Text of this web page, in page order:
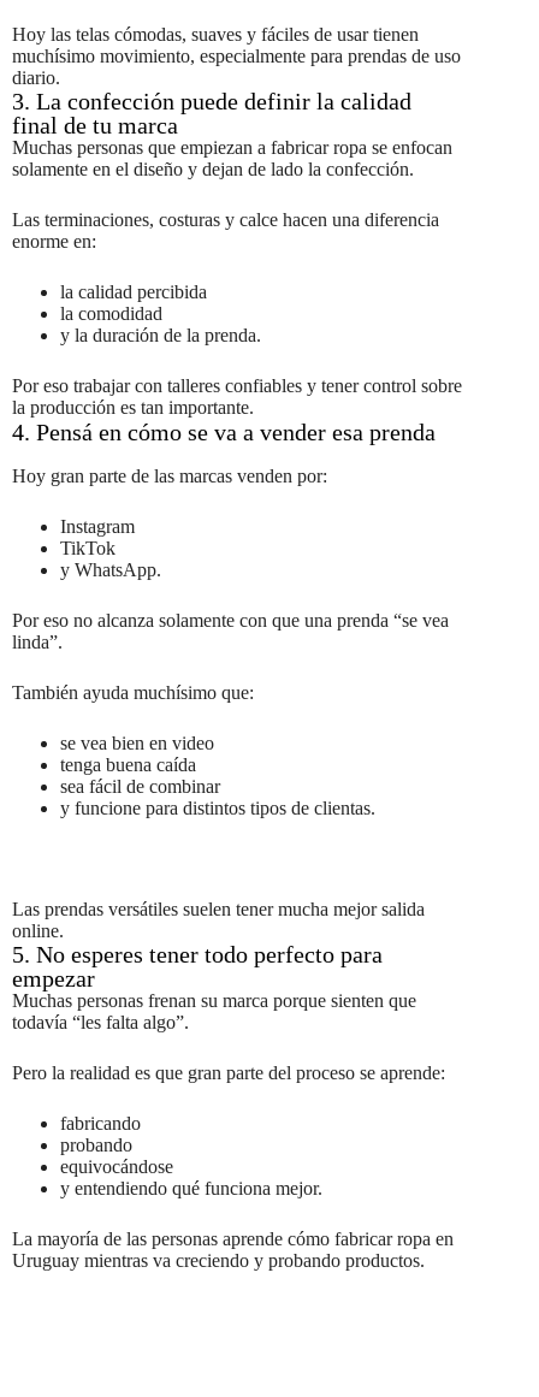
Hoy las telas cómodas, suaves y fáciles de usar tienen
muchísimo movimiento, especialmente para prendas de uso
diario.
3. La confección puede definir la calidad
final de tu marca
Muchas personas que empiezan a fabricar ropa se enfocan
solamente en el diseño y dejan de lado la confección.
Las terminaciones, costuras y calce hacen una diferencia
enorme en:
la calidad percibida
la comodidad
y la duración de la prenda.
Por eso trabajar con talleres confiables y tener control sobre
la producción es tan importante.
4. Pensá en cómo se va a vender esa prenda
Hoy gran parte de las marcas venden por:
Instagram
TikTok
y WhatsApp.
Por eso no alcanza solamente con que una prenda “se vea
linda”.
También ayuda muchísimo que:
se vea bien en video
tenga buena caída
sea fácil de combinar
y funcione para distintos tipos de clientas.
Las prendas versátiles suelen tener mucha mejor salida
online.
5. No esperes tener todo perfecto para
empezar
Muchas personas frenan su marca porque sienten que
todavía “les falta algo”.
Pero la realidad es que gran parte del proceso se aprende:
fabricando
probando
equivocándose
y entendiendo qué funciona mejor.
La mayoría de las personas aprende cómo fabricar ropa en
Uruguay mientras va creciendo y probando productos.